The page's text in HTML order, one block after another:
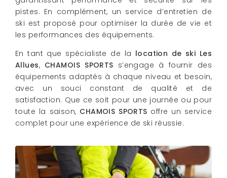
pistes. En complément, un service d’entretien de
ski est proposé pour optimiser la durée de vie et
les performances des équipements.
En tant que spécialiste de la location de ski Les
Allues, CHAMOIS SPORTS s’engage à fournir des
équipements adaptés à chaque niveau et besoin,
avec un souci constant de qualité et de
satisfaction. Que ce soit pour une journée ou pour
toute la saison, CHAMOIS SPORTS offre un service
complet pour une expérience de ski réussie.